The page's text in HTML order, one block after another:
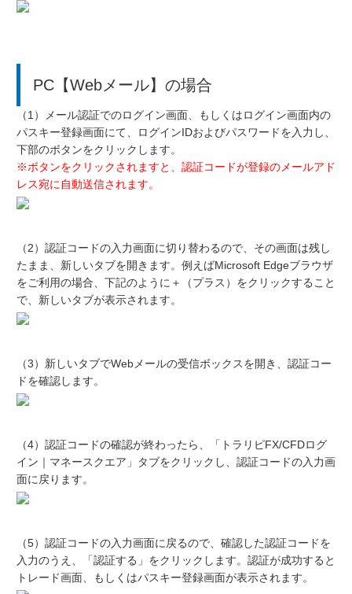
PC【Webメール】の場合
（1）メール認証でのログイン画面、もしくはログイン画面内の
パスキー登録画面にて、ログインIDおよびパスワードを入力し、
下部のボタンをクリックします。
※ボタンをクリックされますと、認証コードが登録のメールアド
レス宛に自動送信されます。
（2）認証コードの入力画面に切り替わるので、その画面は残し
たまま、新しいタブを開きます。例えばMicrosoft Edgeブラウザ
をご利用の場合、下記のように＋（プラス）をクリックすること
で、新しいタブが表示されます。
（3）新しいタブでWebメールの受信ボックスを開き、認証コー
ドを確認します。
（4）認証コードの確認が終わったら、「トラリピFX/CFDログ
イン｜マネースクエア」タブをクリックし、認証コードの入力画
面に戻ります。
（5）認証コードの入力画面に戻るので、確認した認証コードを
入力のうえ、「認証する」をクリックします。認証が成功すると
トレード画面、もしくはパスキー登録画面が表示されます。